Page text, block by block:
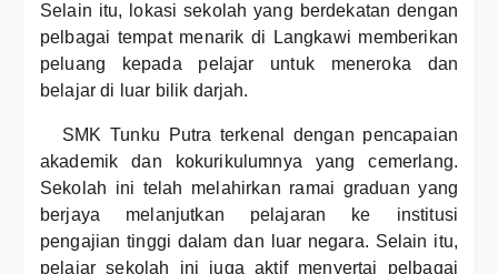
Selain itu, lokasi sekolah yang berdekatan dengan
pelbagai tempat menarik di Langkawi memberikan
peluang kepada pelajar untuk meneroka dan
belajar di luar bilik darjah.
SMK Tunku Putra terkenal dengan pencapaian
akademik dan kokurikulumnya yang cemerlang.
Sekolah ini telah melahirkan ramai graduan yang
berjaya melanjutkan pelajaran ke institusi
pengajian tinggi dalam dan luar negara. Selain itu,
pelajar sekolah ini juga aktif menyertai pelbagai